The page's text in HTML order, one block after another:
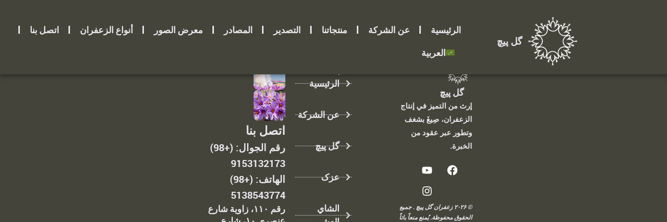
گل پیچ
الرئيسية عن الشركة منتجاتنا التصدير المصادر معرض الصور أنواع الزعفران
اتصل بنا
العربية
اتصل بنا
رقم الجوال: (+98)
9153132173
الهاتف: (+98)
5138543774
رقم ١١٠، زاوية شارع
الرئيسية
عن الشركة
گل پیچ
عزک
الشاي
گل پیچ
إرث من التميز في إنتاج
الزعفران، صِيغَ بشغف
وتطور عبر عقود من
الخبرة.
© ۲۰۲۶ زعفران گل پیچ . جميع
الحقوق محفوظة. يُمنع منعاً باتاً